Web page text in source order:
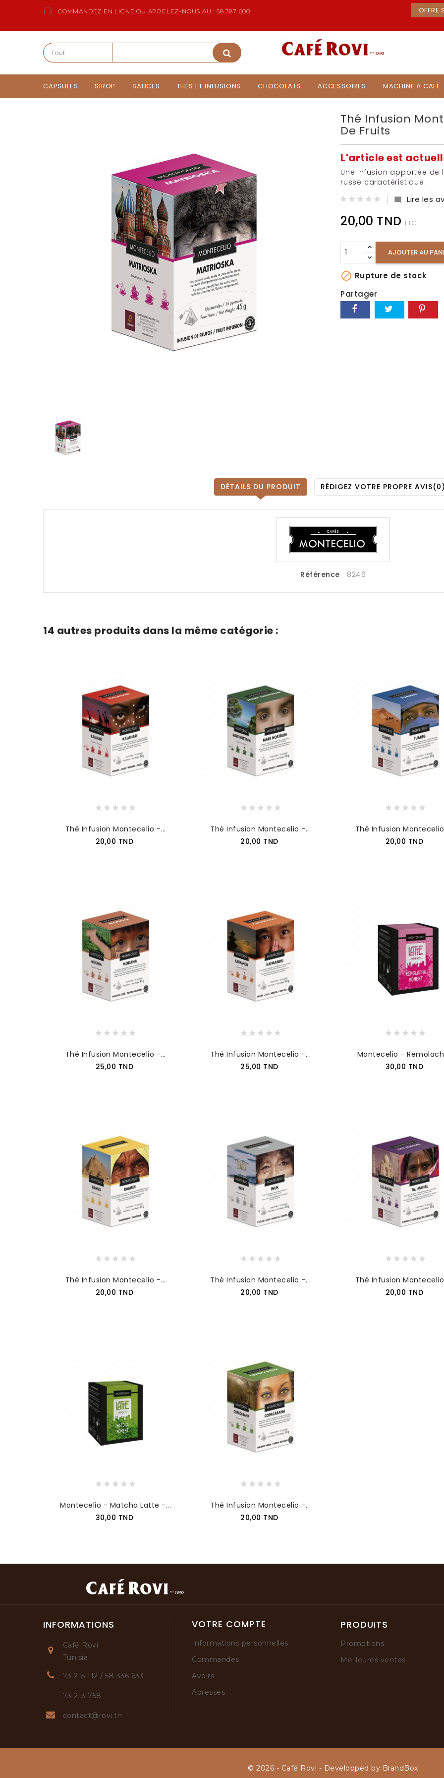
COMMANDEZ EN LIGNE OU APPELEZ-NOUS AU : 58 387 000 OFFRE
CAPSULES SIROP SAUCES THÉS ET INFUSIONS CHOCOLATS ACCESSOIRES MACHINE À CAFÉ
Thé Infusion
De Fruits
L'article est
Une infusion apportée
russe caractéristique.
 Lire les
20,00 TND TTC
AJOUTER AU
 Rupture de stock
Partager
DÉTAILS DU PRODUIT RÉDIGEZ VOTRE PROPRE AVIS
Référence 8246
14 autres produits dans la même catégorie :
Thé Infusion Montecelio -...
Prix
20,00 TND
AJOUTER AU PANIER
Thé Infusion Montecelio -...
Prix
20,00 TND
AJOUTER AU PANIER
Thé Infusion
Prix
20,00 TND
AJOUTER AU PANIER
Thé Infusion Montecelio -...
Prix
25,00 TND
Thé Infusion Montecelio -...
Prix
25,00 TND
Montecelio -
Prix
30,00 TND
Thé Infusion Montecelio -...
Prix
20,00 TND
AJOUTER AU PANIER
Thé Infusion Montecelio -...
Prix
20,00 TND
AJOUTER AU PANIER
Thé Infusion
Prix
20,00 TND
AJOUTER AU PANIER
Montecelio - Matcha Latte -...
Prix
30,00 TND
AJOUTER AU PANIER
Thé Infusion Montecelio -...
Prix
20,00 TND
AJOUTER AU PANIER
INFORMATIONS
Café Rovi
Tunisia
73 215 112 / 58 336 633
73 213 758
contact@rovi.tn
VOTRE COMPTE
Informations personnelles
Commandes
Avoirs
Adresses
PRODUITS
Promotions
Meilleures ventes
© 2026 - Café Rovi - Developped by BrandBox